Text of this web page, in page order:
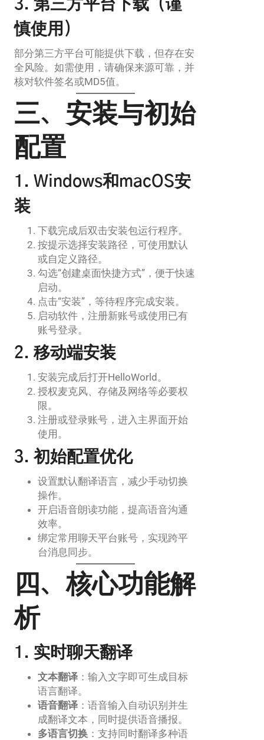
3. 第三方平台下载（谨
慎使用）
部分第三方平台可能提供下载，但存在安
全风险。如需使用，请确保来源可靠，并
核对软件签名或MD5值。
三、安装与初始
配置
1. Windows和macOS安
装
下载完成后双击安装包运行程序。
按提示选择安装路径，可使用默认
或自定义路径。
勾选“创建桌面快捷方式”，便于快速
启动。
点击“安装”，等待程序完成安装。
启动软件，注册新账号或使用已有
账号登录。
2. 移动端安装
安装完成后打开HelloWorld。
授权麦克风、存储及网络等必要权
限。
注册或登录账号，进入主界面开始
使用。
3. 初始配置优化
设置默认翻译语言，减少手动切换
操作。
开启语音朗读功能，提高语音沟通
效率。
绑定常用聊天平台账号，实现跨平
台消息同步。
四、核心功能解
析
1. 实时聊天翻译
文本翻译 ：输入文字即可生成目标
语言翻译。
语音翻译 ：语音输入自动识别并生
成翻译文本，同时提供语音播报。
多语言切换 ：支持同时翻译多种语